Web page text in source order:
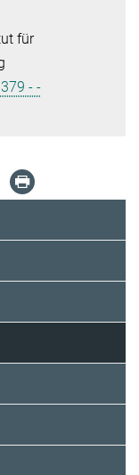
für
- -